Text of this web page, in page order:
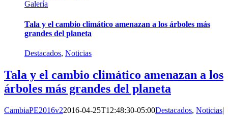
Galería
Tala y el cambio climático amenazan a los árboles más
grandes del planeta
Destacados, Noticias
Tala y el cambio climático amenazan a los
árboles más grandes del planeta
CambiaPE2016v22016-04-25T12:48:30-05:00Destacados, Noticias|